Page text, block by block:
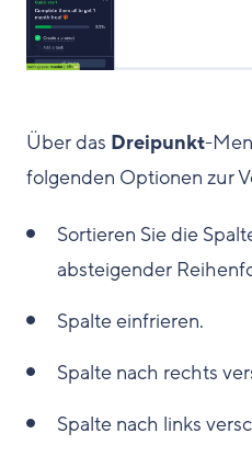
Über das Dreipunkt-
folgenden Optionen zur
Sortieren Sie die
absteigender
Spalte einfrieren.
Spalte nach rechts
Spalte nach links